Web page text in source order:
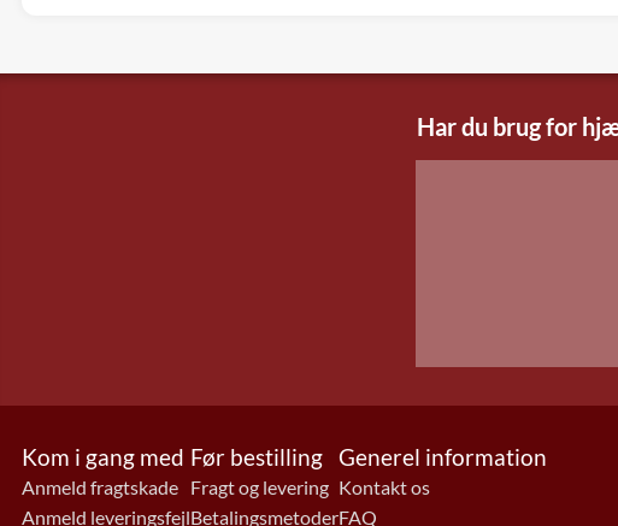
Har du brug for
Kom i gang med
Anmeld fragtskade
Anmeld leveringsfejl
Før bestilling
Fragt og levering
Betalingsmetoder
Generel information
Kontakt os
FAQ